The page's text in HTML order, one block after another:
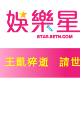
王凱猝逝 請